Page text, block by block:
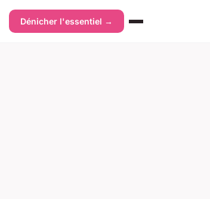
Dénicher l'essentiel →